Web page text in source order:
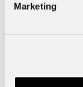
Marketing
– Stryk listskydd
– Startbooster,
bilbatteriet.